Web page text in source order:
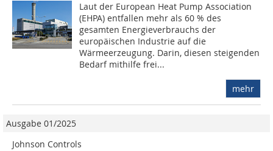
Laut der European Heat Pump Association
(EHPA) entfallen mehr als 60 % des
gesamten Energieverbrauchs der
europäischen Industrie auf die
Wärmeerzeugung. Darin, diesen steigenden
Bedarf mithilfe frei...
mehr
Ausgabe 01/2025
Johnson Controls